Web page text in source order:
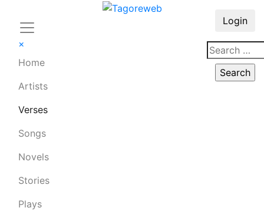
×
Home
Artists
Verses
Songs
Novels
Stories
Plays
Login